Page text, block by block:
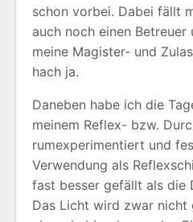
schon vorbei. Dabei fällt
auch noch einen Betreuer
meine Magister- und
hach ja.
Daneben habe ich die
meinem Reflex- bzw.
rumexperimentiert und
Verwendung als
fast besser gefällt als die
Das Licht wird zwar nicht